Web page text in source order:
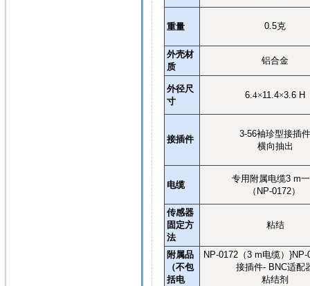
重量 0.5克
外壳材
质
铝合金
外径尺
寸
6.4×11.4×3.6 H
接插件
3-56袖珍型接插
横向抽出
电缆
专用附属电缆3 m
（ NP-0172）
传感器
固定方
法
粘结
附属品
（不包
括电
NP-0172（3 m电缆）
接插件- BNC适配
粘结剂